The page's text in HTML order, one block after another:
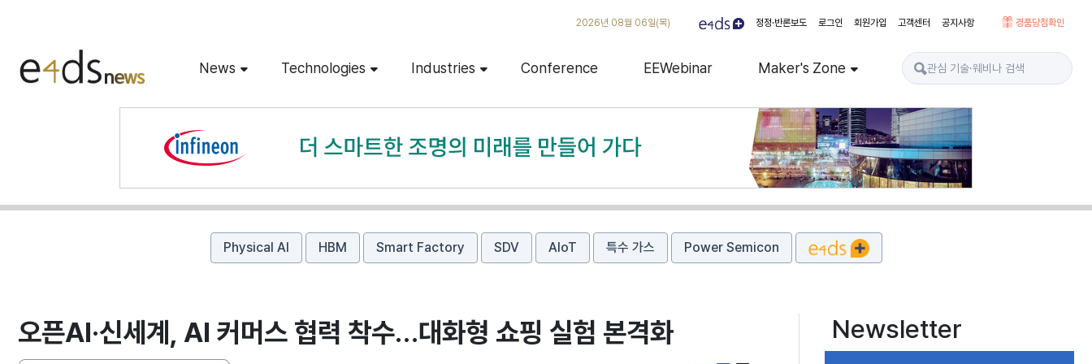
2026년 08월 06일(목) 정정·반론보도 로그인 회원가입 고객센터 공지사항 경품당첨확인
News Technologies Industries Conference EEWebinar Maker's Zone
Physical AI HBM Smart Factory SDV AIoT 특수 가스 Power Semicon
오픈AI·신세계, AI 커머스 협력 착수…대화형 쇼핑 실험 본격화 Newsletter